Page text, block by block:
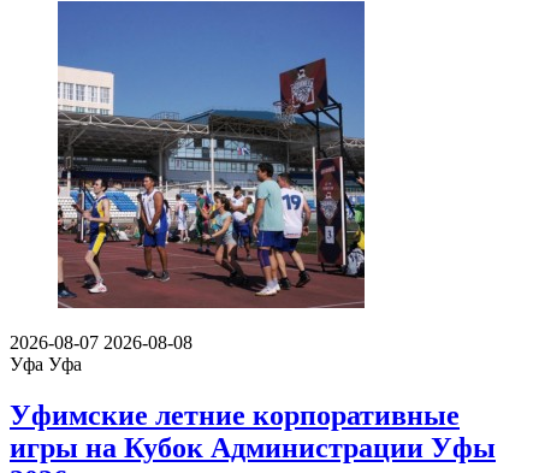
2026-08-07 2026-08-08
Уфа Уфа
Уфимские летние корпоративные
игры на Кубок Администрации Уфы